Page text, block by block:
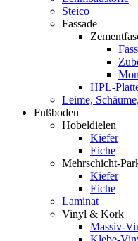
Steico
Fassade
HPL-
Leime,
Fußboden
Hobeldielen
Kiefer
Eiche
Mehrschicht-
Kiefer
Eiche
Laminat
Vinyl & Kork
Massiv-